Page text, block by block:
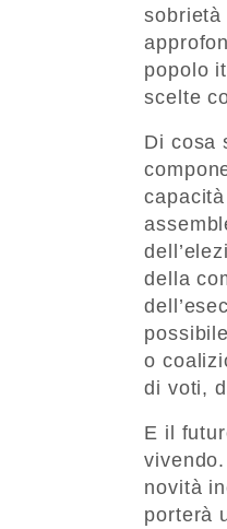
sobrietà
popolo
scelte
Di cosa
della
o
di voti,
E il
novità
porterà